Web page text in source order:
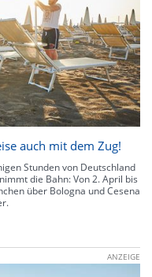
auch mit dem Zug!
Stunden von Deutschland
die Bahn: Von 2. April bis
über Bologna und Cesena
ANZEIGE